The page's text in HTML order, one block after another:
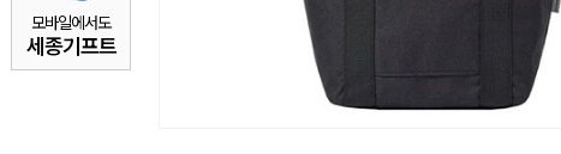
모바일에서도
세종기프트